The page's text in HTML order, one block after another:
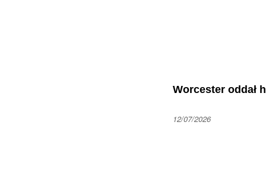
Worcester oddał
12/07/2026